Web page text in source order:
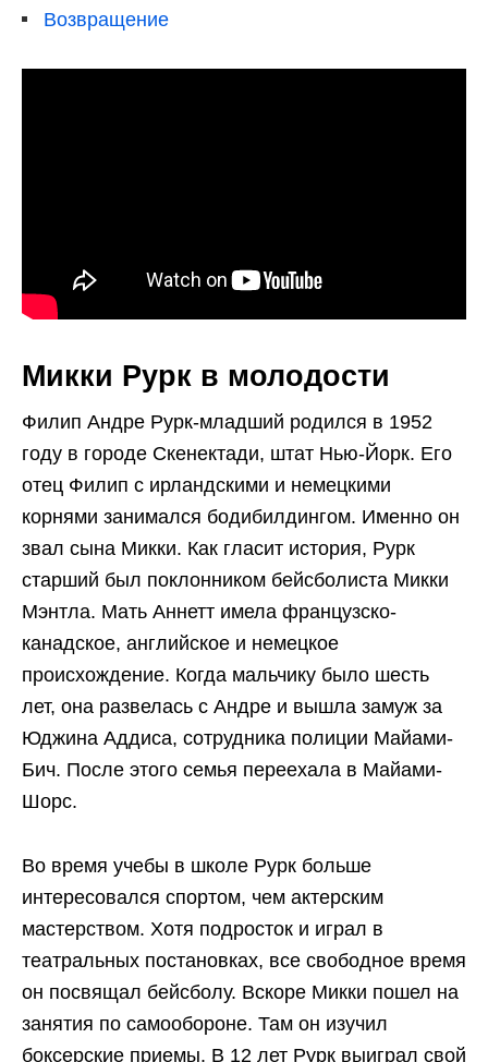
Возвращение
Микки Рурк в молодости
Филип Андре Рурк-младший родился в 1952
году в городе Скенектади, штат Нью-Йорк. Его
отец Филип с ирландскими и немецкими
корнями занимался бодибилдингом. Именно он
звал сына Микки. Как гласит история, Рурк
старший был поклонником бейсболиста Микки
Мэнтла. Мать Аннетт имела французско-
канадское, английское и немецкое
происхождение. Когда мальчику было шесть
лет, она развелась с Андре и вышла замуж за
Юджина Аддиса, сотрудника полиции Майами-
Бич. После этого семья переехала в Майами-
Шорс.
Во время учебы в школе Рурк больше
интересовался спортом, чем актерским
мастерством. Хотя подросток и играл в
театральных постановках, все свободное время
он посвящал бейсболу. Вскоре Микки пошел на
занятия по самообороне. Там он изучил
боксерские приемы. В 12 лет Рурк выиграл свой